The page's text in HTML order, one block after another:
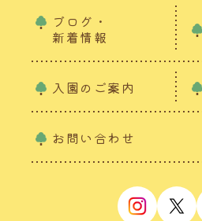
ブログ・
新着情報
入園のご案内
お問い合わせ